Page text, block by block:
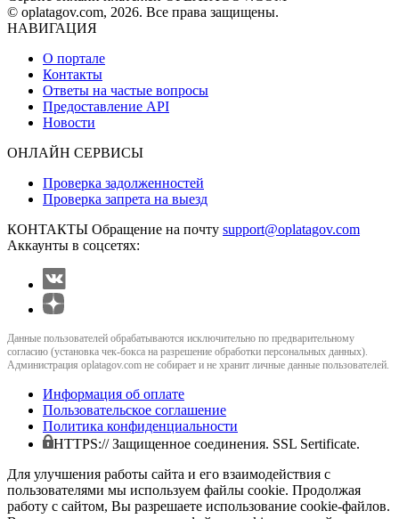
© oplatagov.com, 2026. Все права защищены.
НАВИГАЦИЯ
О портале
Контакты
Ответы на частые вопросы
Предоставление API
Новости
ОНЛАЙН СЕРВИСЫ
Проверка задолженностей
Проверка запрета на выезд
КОНТАКТЫ Обращение на почту support@oplatagov.com
Аккаунты в соцсетях:
Данные пользователей обрабатываются исключительно по предварительному
согласию (установка чек-бокса на разрешение обработки персональных данных).
Администрация oplatagov.com не собирает и не хранит личные данные пользователей.
Информация об оплате
Пользовательское соглашение
Политика конфиденциальности
HTTPS:// Защищенное соединения. SSL Sertificate.
Для улучшения работы сайта и его взаимодействия с
пользователями мы используем файлы cookie. Продолжая
работу с сайтом, Вы разрешаете использование cookie-файлов.